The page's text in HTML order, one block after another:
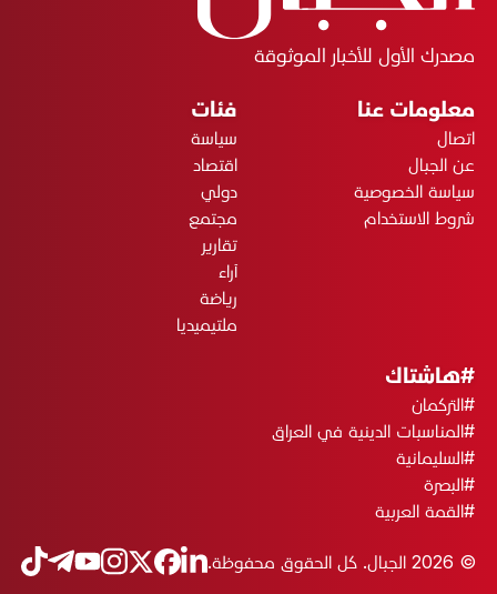
مصدرك الأول للأخبار الموثوقة
معلومات عنا
اتصال
عن الجبال
سياسة الخصوصية
شروط الاستخدام
فئات
سياسة
اقتصاد
دولي
مجتمع
تقارير
آراء
رياضة
ملتيميديا
#هاشتاك
#التركمان
#المناسبات الدينية في العراق
#السليمانية
#البصرة
#القمة العربية
© 2026 الجبال. كل الحقوق محفوظة.